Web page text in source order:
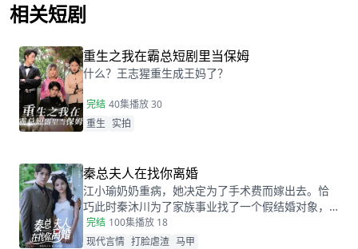
相关短剧
重生之我在霸总短剧里当保姆
什么？王志猩重生成王妈了？
完结 40集播放 30
重生 实拍
秦总夫人在找你离婚
江小瑜奶奶重病，她决定为了手术费而嫁出去。恰
巧此时秦沐川为了家族事业找了一个假结婚对象，
两人阴差阳错的在民政局领证后，秦沐川计划一年
后离婚并留下电话。一年后，江小瑜在秦沐川的公
完结 100集播放 18
现代言情 打脸虐渣 马甲